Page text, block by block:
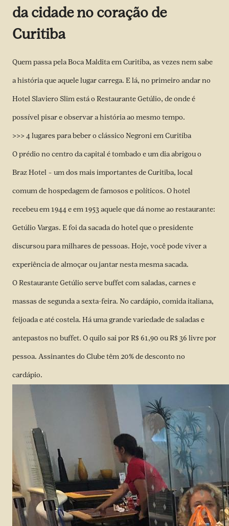
da cidade no coração de
Curitiba
Quem passa pela Boca Maldita em Curitiba, as vezes nem sabe
a história que aquele lugar carrega. E lá, no primeiro andar no
Hotel Slaviero Slim está o Restaurante Getúlio, de onde é
possível pisar e observar a história ao mesmo tempo.
>>> 4 lugares para beber o clássico Negroni em Curitiba
O prédio no centro da capital é tombado e um dia abrigou o
Braz Hotel – um dos mais importantes de Curitiba, local
comum de hospedagem de famosos e políticos. O hotel
recebeu em 1944 e em 1953 aquele que dá nome ao restaurante:
Getúlio Vargas. E foi da sacada do hotel que o presidente
discursou para milhares de pessoas. Hoje, você pode viver a
experiência de almoçar ou jantar nesta mesma sacada.
O Restaurante Getúlio serve buffet com saladas, carnes e
massas de segunda a sexta-feira. No cardápio, comida italiana,
feijoada e até costela. Há uma grande variedade de saladas e
antepastos no buffet. O quilo sai por R$ 61,90 ou R$ 36 livre por
pessoa. Assinantes do Clube têm 20% de desconto no
cardápio.